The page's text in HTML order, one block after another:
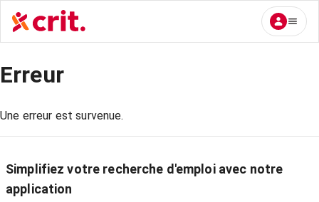
Erreur
Une erreur est survenue.
Simplifiez votre recherche d'emploi avec notre
application